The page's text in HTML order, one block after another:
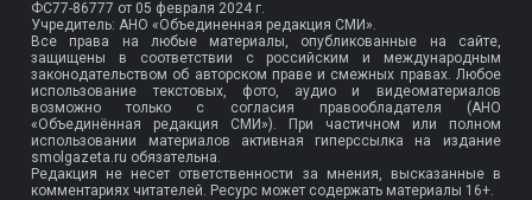
ФС77-86777 от 05 февраля 2024 г.
Учредитель: АНО «Объединенная редакция СМИ».
Все права на любые материалы, опубликованные на сайте,
защищены в соответствии с российским и международным
законодательством об авторском праве и смежных правах. Любое
использование текстовых, фото, аудио и видеоматериалов
возможно только с согласия правообладателя (АНО
«Объединённая редакция СМИ»). При частичном или полном
использовании материалов активная гиперссылка на издание
smolgazeta.ru обязательна.
Редакция не несет ответственности за мнения, высказанные в
комментариях читателей. Ресурс может содержать материалы 16+.